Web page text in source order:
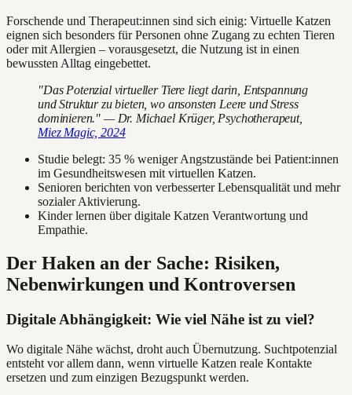
Forschende und Therapeut:innen sind sich einig: Virtuelle Katzen
eignen sich besonders für Personen ohne Zugang zu echten Tieren
oder mit Allergien – vorausgesetzt, die Nutzung ist in einen
bewussten Alltag eingebettet.
"Das Potenzial virtueller Tiere liegt darin, Entspannung
und Struktur zu bieten, wo ansonsten Leere und Stress
dominieren." — Dr. Michael Krüger, Psychotherapeut,
Miez Magic, 2024
Studie belegt: 35 % weniger Angstzustände bei Patient:innen
im Gesundheitswesen mit virtuellen Katzen.
Senioren berichten von verbesserter Lebensqualität und mehr
sozialer Aktivierung.
Kinder lernen über digitale Katzen Verantwortung und
Empathie.
Der Haken an der Sache: Risiken,
Nebenwirkungen und Kontroversen
Digitale Abhängigkeit: Wie viel Nähe ist zu viel?
Wo digitale Nähe wächst, droht auch Übernutzung. Suchtpotenzial
entsteht vor allem dann, wenn virtuelle Katzen reale Kontakte
ersetzen und zum einzigen Bezugspunkt werden.